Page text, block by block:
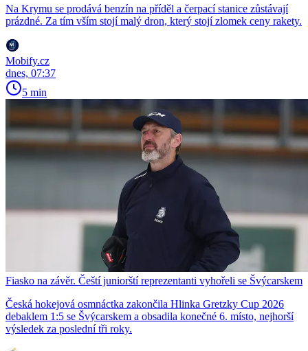
Na Krymu se prodává benzín na příděl a čerpací stanice zůstávají
prázdné. Za tím vším stojí malý dron, který stojí zlomek ceny rakety.
Mobify.cz
dnes, 07:37
5 min
Fiasko na závěr. Čeští juniorští reprezentanti vyhořeli se Švýcarskem
Česká hokejová osmnáctka zakončila Hlinka Gretzky Cup 2026
debaklem 1:5 se Švýcarskem a obsadila konečné 6. místo, nejhorší
výsledek za poslední tři roky.